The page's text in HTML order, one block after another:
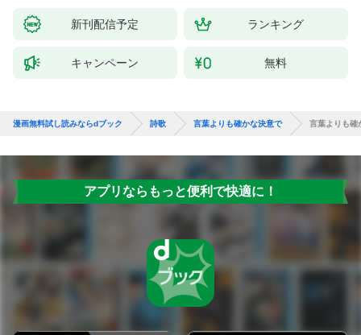
新刊配信予定 ランキング
キャンペーン 無料
漫画無料試し読みならdブック 詩歌 言葉よりも確かな決意で 言葉よりも確
アプリならもっと便利で快適に！